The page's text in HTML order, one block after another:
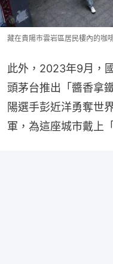
藏在貴陽市雲岩區居民樓內的咖
此外，2023年9月，
頭茅台推出「醬香拿
陽選手彭近洋勇奪世
軍，為這座城市戴上